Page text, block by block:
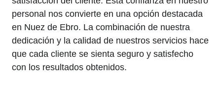
personal nos convierte en una opción destacada
en Nuez de Ebro. La combinación de nuestra
dedicación y la calidad de nuestros servicios hace
que cada cliente se sienta seguro y satisfecho
con los resultados obtenidos.